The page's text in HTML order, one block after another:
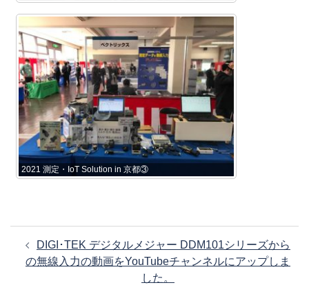
2021 測定・IoT Solution in 京都③
ナ
DIGI･TEK デジタルメジャー DDM101シリーズから
の無線入力の動画をYouTubeチャンネルにアップしま
した。